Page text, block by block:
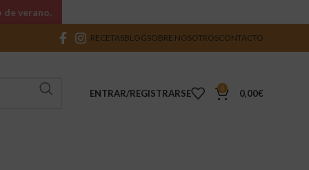
RECETASBLOGSOBRE NOSOTROSCONTACTO
ENTRAR/REGISTRARSE 0 0,00€
verano.